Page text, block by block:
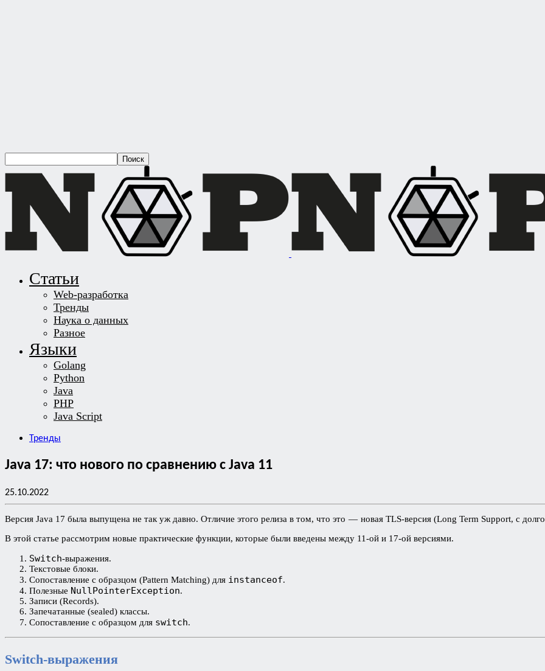
Статьи
Web-разработка
Тренды
Наука о данных
Разное
Языки
Golang
Python
Java
PHP
Java Script
Тренды
Java 17: что нового по сравнению с Java 11
25.10.2022
Версия Java 17 была выпущена не так уж давно. Отличие этого релиза в том, что это — новая TLS-версия (Long Term Support, с
В этой статье рассмотрим новые практические функции, которые были введены между 11-ой и 17-ой версиями.
Switch-выражения.
Текстовые блоки.
Сопоставление с образцом (Pattern Matching) для instanceof.
Полезные NullPointerException.
Записи (Records).
Запечатанные (sealed) классы.
Сопоставление с образцом для switch.
Switch-выражения